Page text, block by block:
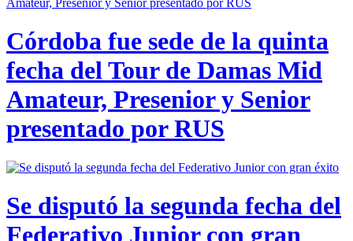
Córdoba fue sede de la quinta
fecha del Tour de Damas Mid
Amateur, Presenior y Senior
presentado por RUS
Se disputó la segunda fecha del
Federativo Junior con gran